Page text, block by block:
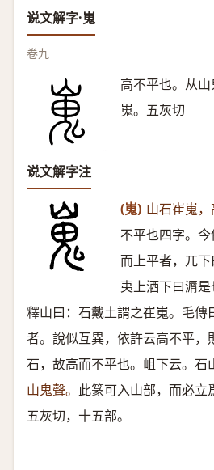
说文解字·嵬
卷九
高不平也。从
嵬。五灰切
说文解字注
(嵬) 山石崔嵬，
不平也四字。
而上平者，兀下
夷上洒下曰漘是
釋山曰：石戴土謂之崔嵬。毛傳
者。說似互異，依許云高不平，
石，故高而不平也。岨下云。石
山鬼聲。 此篆可入山部，而必立
五灰切，十五部。